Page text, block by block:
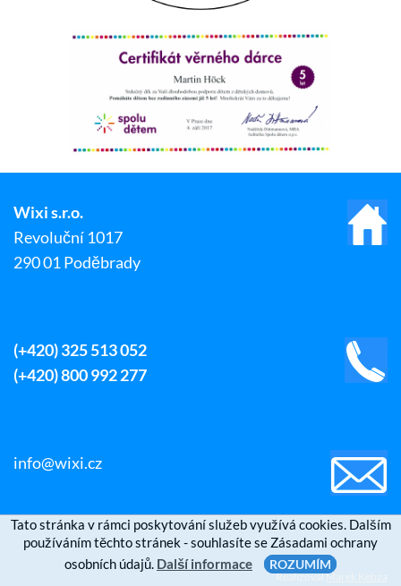
Wixi s.r.o.
Revoluční 1017
290 01 Poděbrady
(+420) 325 513 052
(+420) 800 992 277
info@wixi.cz
RealizovalMarek Kebza
Tato stránka v rámci poskytování služeb využívá cookies. Dalším
používáním těchto stránek - souhlasíte se Zásadami ochrany
osobních údajů. Další informace ROZUMÍM